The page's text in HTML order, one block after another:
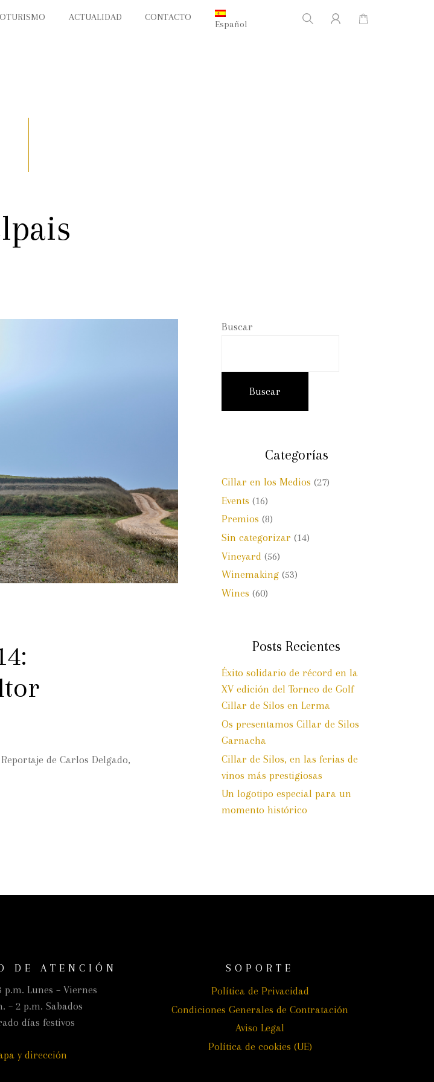
ACTUALIDAD CONTACTO
Español
de Carlos Delgado,
Buscar
Buscar
Categorías
Cillar en los Medios (27)
Events (16)
Premios (8)
Sin categorizar (14)
Vineyard (56)
Winemaking (53)
Wines (60)
Posts Recientes
Éxito solidario de récord en la
XV edición del Torneo de Golf
Cillar de Silos en Lerma
Os presentamos Cillar de Silos
Garnacha
Cillar de Silos, en las ferias de
vinos más prestigiosas
Un logotipo especial para un
momento histórico
DE ATENCIÓN
p.m. Lunes – Viernes
– 2 p.m. Sabados
días festivos
y dirección
SOPORTE
Política de Privacidad
Condiciones Generales de Contratación
Aviso Legal
Política de cookies (UE)